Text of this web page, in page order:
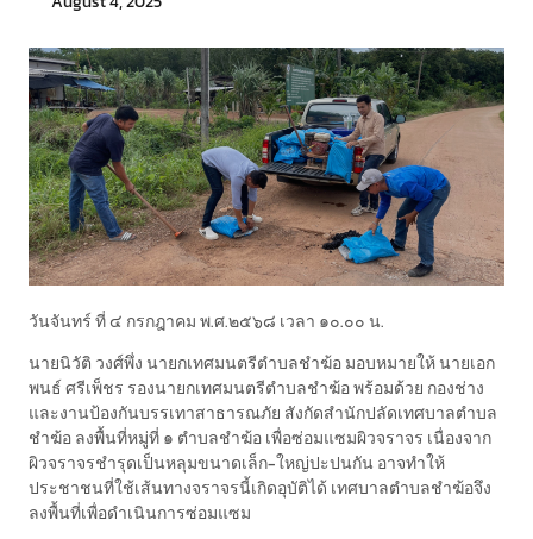
วันจันทร์ ที่ ๔ กรกฎาคม พ.ศ.๒๕๖๘ เวลา ๑๐.๐๐ น.
นายนิวัติ วงศ์พึ่ง นายกเทศมนตรีตำบลชำฆ้อ มอบหมายให้ นายเอก
พนธ์ ศรีเพ็ชร รองนายกเทศมนตรีตำบลชำฆ้อ พร้อมด้วย กองช่าง
และงานป้องกันบรรเทาสาธารณภัย สังกัดสำนักปลัดเทศบาลตำบล
ชำฆ้อ ลงพื้นที่หมู่ที่ ๑ ตำบลชำฆ้อ เพื่อซ่อมแซมผิวจราจร เนื่องจาก
ผิวจราจรชำรุดเป็นหลุมขนาดเล็ก-ใหญ่ปะปนกัน อาจทำให้
ประชาชนที่ใช้เส้นทางจราจรนี้เกิดอุบัติได้ เทศบาลตำบลชำฆ้อจึง
ลงพื้นที่เพื่อดำเนินการซ่อมแซม